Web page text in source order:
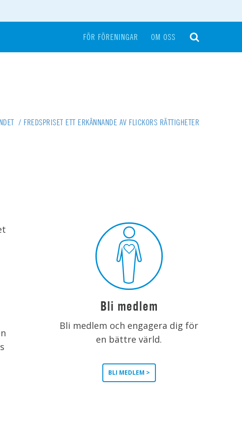
FÖR FÖRENINGAR OM OSS
/ FREDSPRISET ETT ERKÄNNANDE AV FLICKORS RÄTTIGHETER
Bli medlem
Bli medlem och engagera dig för
en bättre värld.
BLI MEDLEM >